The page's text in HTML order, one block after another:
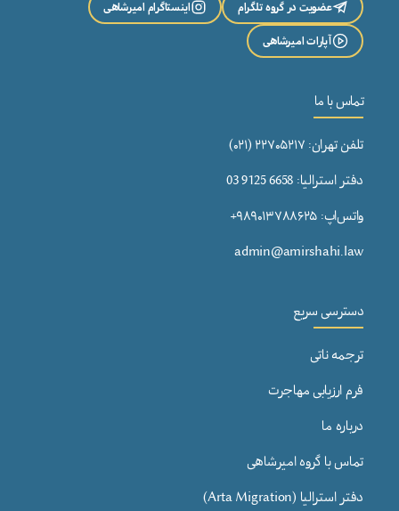
عضویت در گروه تلگرام اینستاگرام امیرشاهی
آپارات امیرشاهی
تماس با ما
تلفن تهران: ۲۲۷۰۵۲۱۷ (۰۲۱)
دفتر استرالیا: 6658 9125 03
واتس‌اپ: ۹۸۹۰۱۳۷۸۸۶۲۵+
admin@amirshahi.law
دسترسی سریع
ترجمه ناتی
فرم ارزیابی مهاجرت
درباره ما
تماس با گروه امیرشاهی
دفتر استرالیا (Arta Migration)